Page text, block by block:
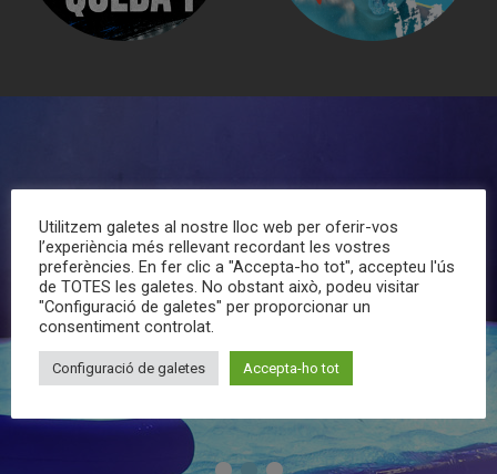
Jacuzzi
Utilitzem galetes al nostre lloc web per oferir-vos
l’experiència més rellevant recordant les vostres
preferències. En fer clic a "Accepta-ho tot", accepteu l'ús
de TOTES les galetes. No obstant això, podeu visitar
"Configuració de galetes" per proporcionar un
consentiment controlat.
Configuració de galetes Accepta-ho tot